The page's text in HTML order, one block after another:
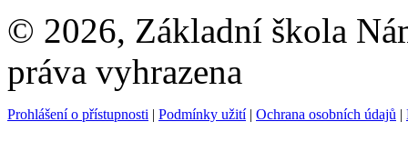
© 2026, Základní škola
práva vyhrazena
Prohlášení o přístupnosti | Podmínky užití| Ochrana osobních údajů |